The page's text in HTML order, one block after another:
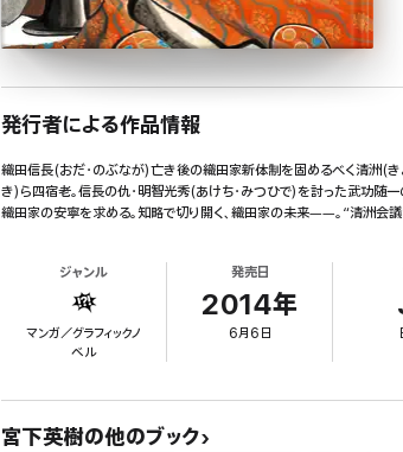
発行者による作品情報
織田信長(おだ・のぶなが)亡き後の織田家新体制を固めるべく清洲(き
き)ら四宿老。信長の仇・明智光秀(あけち・みつひで)を討った武功随
織田家の安寧を求める。知略で切り開く、織田家の未来――。“清洲会
ジャンル
マンガ／グラフィックノ
ベル
発売日
2014年
6月6日
宮下英樹の他のブック